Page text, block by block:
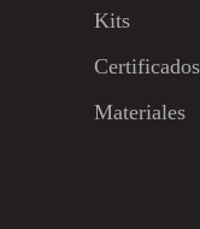
Kits
Certificados
Materiales